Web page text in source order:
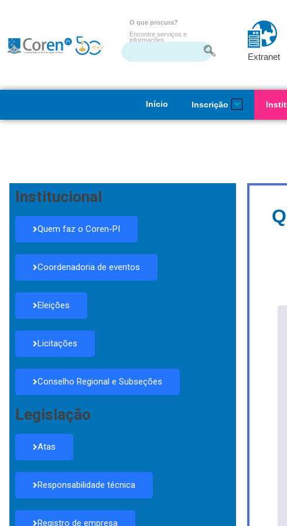
O que procura?
Encontre serviços e
informações
Extranet
Início Inscrição
Institucional
Quem faz o Coren-PI
Coordenadoria de eventos
Eleições
Licitações
Conselho Regional e Subseções
Legislação
Atas
Responsabilidade técnica
Registro de empresa